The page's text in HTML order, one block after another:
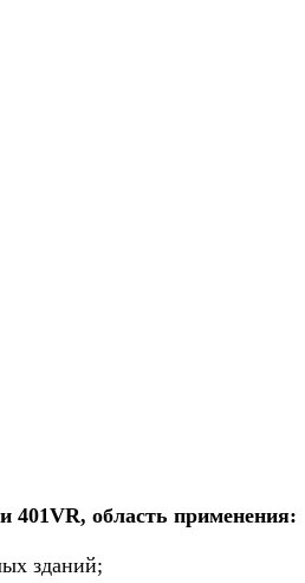
401VR, область применения:
зданий;